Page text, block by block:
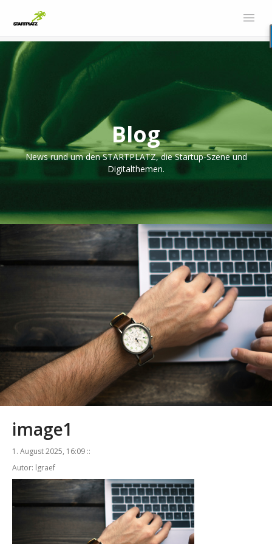
Blog
News rund um den STARTPLATZ, die Startup-Szene und
Digitalthemen.
image1
1. August 2025, 16:09 ::
Autor: lgraef